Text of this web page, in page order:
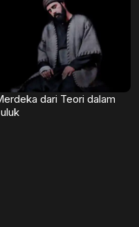
dari Teori dalam